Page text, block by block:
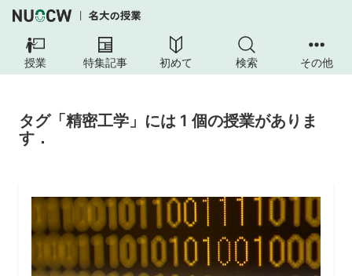
授業 特集記事 初めて 検索 その他
タグ「精密工学」には 1 個の授業がありま
す．